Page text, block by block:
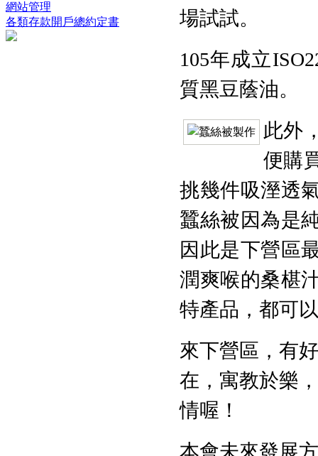
網站管理
各類存款開戶總約定書
場試試。
105年成立
質黑豆蔭油。
此外
便購
挑幾件吸溼透
蠶絲被因為是
因此是下營區
潤爽喉的桑椹
特產品，都可
來下營區，有
在，寓教於樂
情喔！
本會未來發展